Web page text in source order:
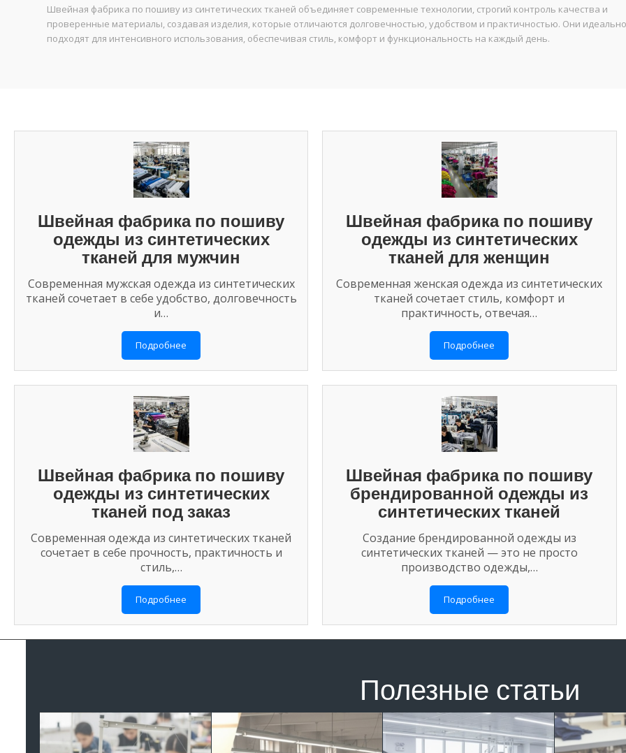
Швейная фабрика по пошиву из синтетических тканей объединяет современные технологии, строгий контроль качества и
проверенные материалы, создавая изделия, которые отличаются долговечностью, удобством и практичностью. Они идеально
подходят для интенсивного использования, обеспечивая стиль, комфорт и функциональность на каждый день.
Швейная фабрика по пошиву
одежды из синтетических
тканей для мужчин
Современная мужская одежда из синтетических
тканей сочетает в себе удобство, долговечность
и…
Подробнее
Швейная фабрика по пошиву
одежды из синтетических
тканей для женщин
Современная женская одежда из синтетических
тканей сочетает стиль, комфорт и
практичность, отвечая…
Подробнее
Швейная фабрика по пошиву
одежды из синтетических
тканей под заказ
Современная одежда из синтетических тканей
сочетает в себе прочность, практичность и
стиль,…
Подробнее
Швейная фабрика по пошиву
брендированной одежды из
синтетических тканей
Создание брендированной одежды из
синтетических тканей — это не просто
производство одежды,…
Подробнее
Полезные статьи